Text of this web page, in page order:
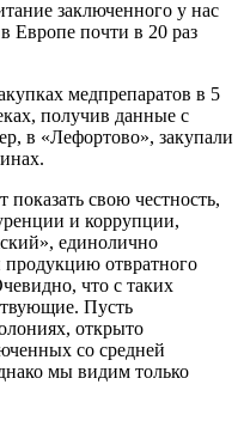
заключенного у нас
Европе почти в 20 раз
медпрепаратов в 5
получив данные с
в «Лефортово», закупали
свою честность,
и коррупции,
единолично
отвратного
что с таких
Пусть
открыто
со средней
мы видим только